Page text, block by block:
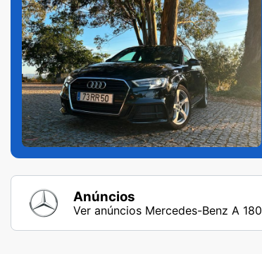
Anúncios
Ver anúncios Mercedes-Benz A 180